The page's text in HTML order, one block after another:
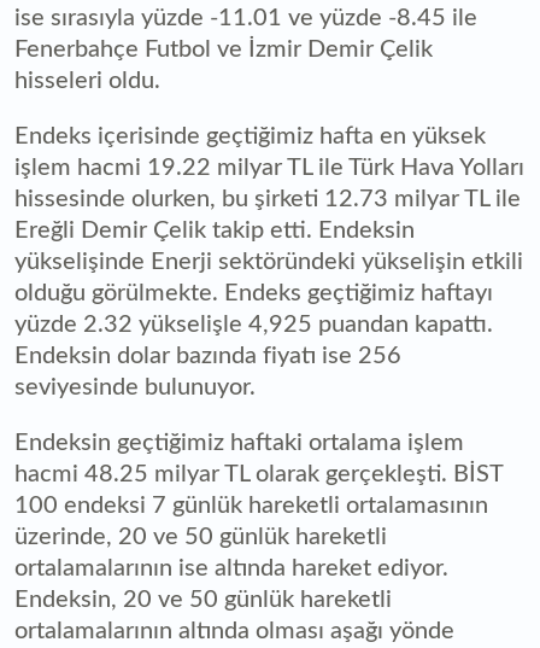
ise sırasıyla yüzde -11.01 ve yüzde -8.45 ile
Fenerbahçe Futbol ve İzmir Demir Çelik
hisseleri oldu.
Endeks içerisinde geçtiğimiz hafta en yüksek
işlem hacmi 19.22 milyar TL ile Türk Hava Yolları
hissesinde olurken, bu şirketi 12.73 milyar TL ile
Ereğli Demir Çelik takip etti. Endeksin
yükselişinde Enerji sektöründeki yükselişin etkili
olduğu görülmekte. Endeks geçtiğimiz haftayı
yüzde 2.32 yükselişle 4,925 puandan kapattı.
Endeksin dolar bazında fiyatı ise 256
seviyesinde bulunuyor.
Endeksin geçtiğimiz haftaki ortalama işlem
hacmi 48.25 milyar TL olarak gerçekleşti. BİST
100 endeksi 7 günlük hareketli ortalamasının
üzerinde, 20 ve 50 günlük hareketli
ortalamalarının ise altında hareket ediyor.
Endeksin, 20 ve 50 günlük hareketli
ortalamalarının altında olması aşağı yönde